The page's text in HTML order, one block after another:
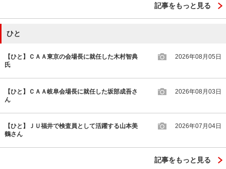
記事をもっと見る
ひと
【ひと】ＣＡＡ東京の会場長に就任した木村智典
氏
2026年08月05日
【ひと】ＣＡＡ岐阜会場長に就任した坂部成吾さ
ん
2026年08月03日
【ひと】ＪＵ福井で検査員として活躍する山本美
鶴さん
2026年07月04日
記事をもっと見る